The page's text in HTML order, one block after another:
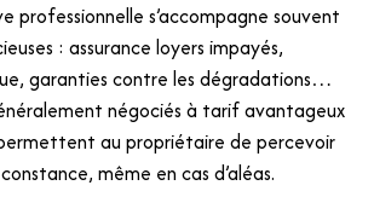
professionnelle s’accompagne souvent
: assurance loyers impayés,
garanties contre les dégradations…
négociés à tarif avantageux
au propriétaire de percevoir
même en cas d’aléas.